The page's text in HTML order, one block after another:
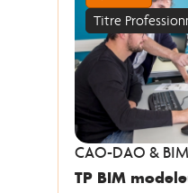
Titre
CAO-DAO &
TP BIM